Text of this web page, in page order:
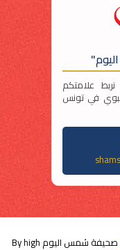
نربط علامتكم
في تونس
صحيفة شمس اليوم By high